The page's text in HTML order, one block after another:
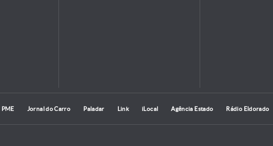
PME Jornal do Carro Paladar Link iLocal Agência Estado Rádio Eldorado